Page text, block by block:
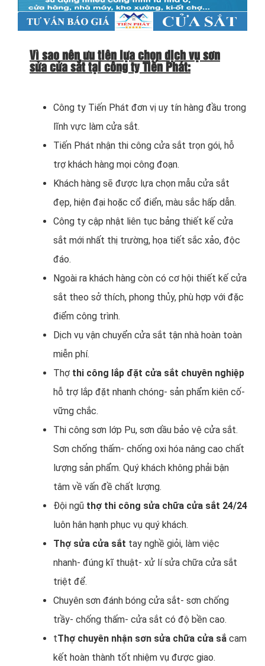
Vì sao nên ưu tiên lựa chọn dịch vụ sơn
sửa cửa sắt tại công ty Tiến Phát:
Công ty Tiến Phát đơn vị uy tín hàng đầu trong
lĩnh vực làm cửa sắt.
Tiến Phát nhận thi công cửa sắt trọn gói, hỗ
trợ khách hàng mọi công đoạn.
Khách hàng sẽ được lựa chọn mẫu cửa sắt
đẹp, hiện đại hoặc cổ điển, màu sắc hấp dẫn.
Công ty cập nhật liên tục bảng thiết kế cửa
sắt mới nhất thị trường, họa tiết sắc xảo, độc
đáo.
Ngoài ra khách hàng còn có cơ hội thiết kế cửa
sắt theo sở thích, phong thủy, phù hợp với đặc
điểm công trình.
Dịch vụ vận chuyển cửa sắt tận nhà hoàn toàn
miễn phí.
Thợ thi công lắp đặt cửa sắt chuyên nghiệp
hỗ trợ lắp đặt nhanh chóng- sản phẩm kiên cố-
vững chắc.
Thi công sơn lớp Pu, sơn dầu bảo vệ cửa sắt.
Sơn chống thấm- chống oxi hóa nâng cao chất
lượng sản phẩm. Quý khách không phải bận
tâm về vấn đề chất lượng.
Đội ngũ thợ thi công sửa chữa cửa sắt 24/24
luôn hân hạnh phục vụ quý khách.
Thợ sửa cửa sắt tay nghề giỏi, làm việc
nhanh- đúng kĩ thuật- xử lí sửa chữa cửa sắt
triệt để.
Chuyên sơn đánh bóng cửa sắt- sơn chống
trầy- chống thấm- cửa sắt có độ bền cao.
tThợ chuyên nhận sơn sửa chữa cửa sắ cam
kết hoàn thành tốt nhiệm vụ được giao.